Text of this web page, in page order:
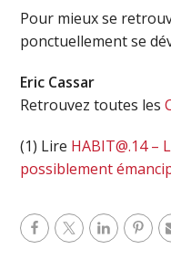
Pour mieux se
ponctuellement se
Eric Cassar
Retrouvez toutes les
(1) Lire HABIT@.14 –
possiblement